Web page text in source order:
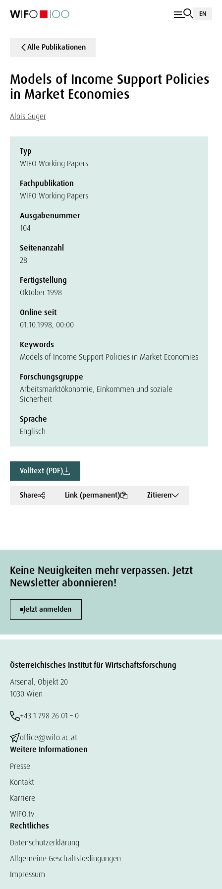
EN
Alle Publikationen
Models of Income Support Policies
in Market Economies
Alois Guger
Typ
WIFO Working Papers
Fachpublikation
WIFO Working Papers
Ausgabenummer
104
Seitenanzahl
28
Fertigstellung
Oktober 1998
Online seit
01.10.1998, 00:00
Keywords
Models of Income Support Policies in Market Economies
Forschungsgruppe
Arbeitsmarktökonomie, Einkommen und soziale
Sicherheit
Sprache
Englisch
Volltext (PDF)
Share Link (permanent) Zitieren
Keine Neuigkeiten mehr verpassen. Jetzt
Newsletter abonnieren!
Jetzt anmelden
Österreichisches Institut für Wirtschaftsforschung
Arsenal, Objekt 20
1030 Wien
+43 1 798 26 01 – 0
office@wifo.ac.at
Weitere Informationen
Presse
Kontakt
Karriere
WIFO.tv
Rechtliches
Datenschutzerklärung
Allgemeine Geschäftsbedingungen
Impressum